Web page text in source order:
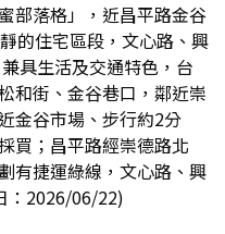
部落格」，近昌平路金谷
的住宅區段，文心路、興
具生活及交通特色，台
和街、金谷巷口，鄰近崇
金谷市場、步行約2分
買；昌平路經崇德路北
有捷運綠線，文心路、興
：2026/06/22)